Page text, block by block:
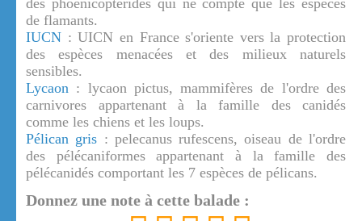
des phoenicoptéridés qui ne compte que les espèces
de flamants.
IUCN : UICN en France s'oriente vers la protection
des espèces menacées et des milieux naturels
sensibles.
Lycaon : lycaon pictus, mammifères de l'ordre des
carnivores appartenant à la famille des canidés
comme les chiens et les loups.
Pélican gris : pelecanus rufescens, oiseau de l'ordre
des pélécaniformes appartenant à la famille des
pélécanidés comportant les 7 espèces de pélicans.
Donnez une note à cette balade :